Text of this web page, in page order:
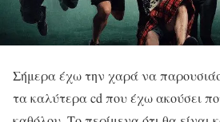
Σήμερα έχω την χαρά να
τα καλύτερα cd που έχω ακούσει